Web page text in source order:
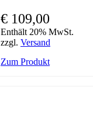
€ 109,00
Enthält 20% MwSt.
zzgl. Versand
Zum Produkt